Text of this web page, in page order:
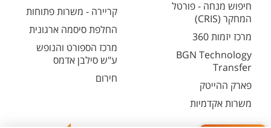
חיפוש מנחה - פורטל
המחקר (CRIS)
מרכז יזמות 360
BGN Technology
Transfer
פארק ההייטק
משרות אקדמיות
קריירה - משרות פתוחות
החלפת סיסמה ארגונית
מרכז הספורט והנופש
ע"ש סילבן אדמס
חירום